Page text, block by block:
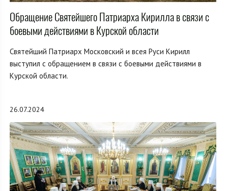
Обращение Святейшего Патриарха Кирилла в связи с
боевыми действиями в Курской области
Святейший Патриарх Московский и всея Руси Кирилл
выступил с обращением в связи с боевыми действиями в
Курской области.
26.07.2024